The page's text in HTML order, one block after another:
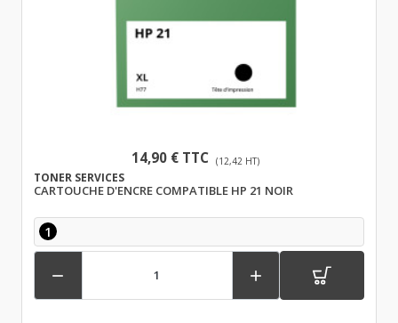
14,90 € TTC (12,42 HT)
TONER SERVICES
CARTOUCHE D'ENCRE COMPATIBLE HP 21 NOIR
1
 